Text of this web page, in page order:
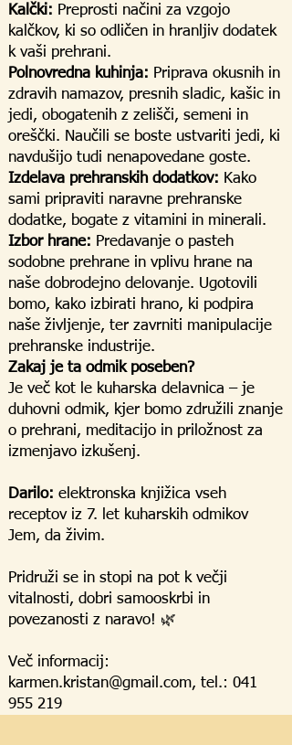
Kalčki: Preprosti načini za vzgojo
kalčkov, ki so odličen in hranljiv dodatek
k vaši prehrani.
Polnovredna kuhinja: Priprava okusnih in
zdravih namazov, presnih sladic, kašic in
jedi, obogatenih z zelišči, semeni in
oreščki. Naučili se boste ustvariti jedi, ki
navdušijo tudi nenapovedane goste.
Izdelava prehranskih dodatkov: Kako
sami pripraviti naravne prehranske
dodatke, bogate z vitamini in minerali.
Izbor hrane: Predavanje o pasteh
sodobne prehrane in vplivu hrane na
naše dobrodejno delovanje. Ugotovili
bomo, kako izbirati hrano, ki podpira
naše življenje, ter zavrniti manipulacije
prehranske industrije.
Zakaj je ta odmik poseben?
Je več kot le kuharska delavnica – je
duhovni odmik, kjer bomo združili znanje
o prehrani, meditacijo in priložnost za
izmenjavo izkušenj.
Darilo: elektronska knjižica vseh
receptov iz 7. let kuharskih odmikov
Jem, da živim.
Pridruži se in stopi na pot k večji
vitalnosti, dobri samooskrbi in
povezanosti z naravo! 🌿
Več informacij:
karmen.kristan@gmail.com, tel.: 041
955 219